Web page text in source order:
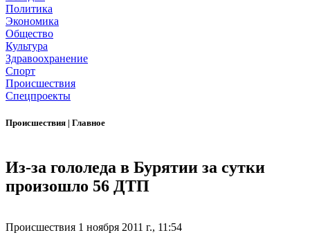
Политика
Экономика
Общество
Культура
Здравоохранение
Спорт
Происшествия
Спецпроекты
Происшествия | Главное
Из-за гололеда в Бурятии за сутки
произошло 56 ДТП
Происшествия 1 ноября 2011 г., 11:54